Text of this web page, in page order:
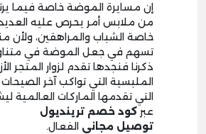
إن مسايرة الموضة خاصة فيما
من ملابس أمر يحرص عليه
خاصة الشباب والمراهقين، ولأن
تسهم في جعل الموضة في
ذكرنا فنجدها تقدم لزوار المتجر
الملبسية التي تواكب آخر الصيحات
التي تقدمها الماركات العالمية
عبر كود خصم ترينديول
توصيل مجاني الفعال.